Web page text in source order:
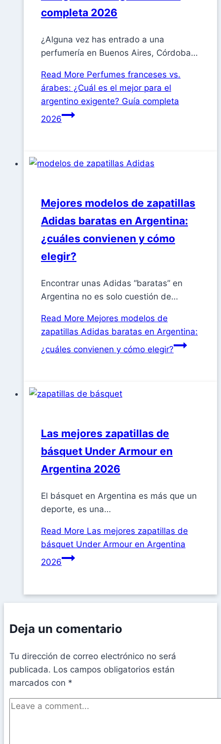
completa 2026
¿Alguna vez has entrado a una
perfumería en Buenos Aires, Córdoba…
Read More Perfumes franceses vs.
árabes: ¿Cuál es el mejor para el
argentino exigente? Guía completa
2026
Mejores modelos de zapatillas
Adidas baratas en Argentina:
¿cuáles convienen y cómo
elegir?
Encontrar unas Adidas “baratas” en
Argentina no es solo cuestión de…
Read More Mejores modelos de
zapatillas Adidas baratas en Argentina:
¿cuáles convienen y cómo elegir?
Las mejores zapatillas de
básquet Under Armour en
Argentina 2026
El básquet en Argentina es más que un
deporte, es una…
Read More Las mejores zapatillas de
básquet Under Armour en Argentina
2026
Deja un comentario
Tu dirección de correo electrónico no será
publicada. Los campos obligatorios están
marcados con *